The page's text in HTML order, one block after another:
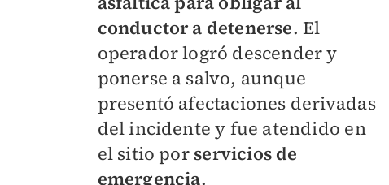
conductor a detenerse. El
operador logró descender y
ponerse a salvo, aunque
presentó afectaciones derivadas
del incidente y fue atendido en
el sitio por servicios de
emergencia.